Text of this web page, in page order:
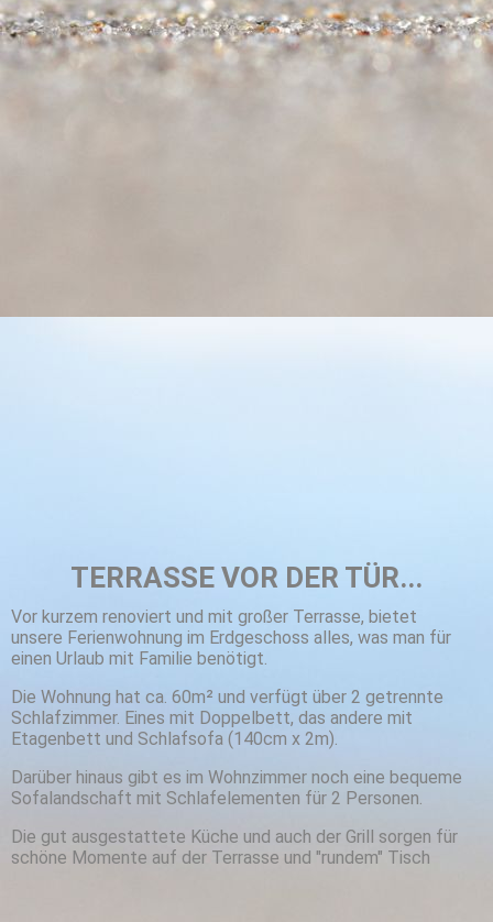
TERRASSE VOR DER TÜR...
Vor kurzem renoviert und mit großer Terrasse, bietet
unsere Ferienwohnung im Erdgeschoss alles, was man für
einen Urlaub mit Familie benötigt.
Die Wohnung hat ca. 60m² und verfügt über 2 getrennte
Schlafzimmer. Eines mit Doppelbett, das andere mit
Etagenbett und Schlafsofa (140cm x 2m).
Darüber hinaus gibt es im Wohnzimmer noch eine bequeme
Sofalandschaft mit Schlafelementen für 2 Personen.
Die gut ausgestattete Küche und auch der Grill sorgen für
schöne Momente auf der Terrasse und "rundem" Tisch